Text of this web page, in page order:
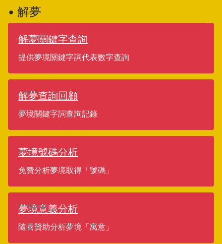
• 解夢
解夢關鍵字查詢
提供夢境關鍵字詞代表數字查詢
解夢查詢回顧
夢境關鍵字詞查詢記錄
夢境號碼分析
免費分析夢境取得「號碼」
夢境意義分析
隨喜贊助分析夢境「寓意」